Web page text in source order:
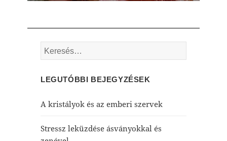
Keresés:
LEGUTÓBBI BEJEGYZÉSEK
A kristályok és az emberi szervek
Stressz leküzdése ásványokkal és